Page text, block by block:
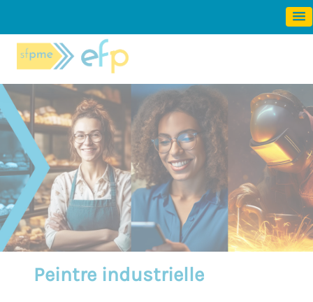
Peintre industrielle